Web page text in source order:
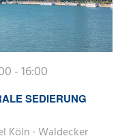
SEDIERUNG
-16:00